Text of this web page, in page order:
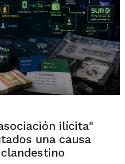
ilícita"
una causa